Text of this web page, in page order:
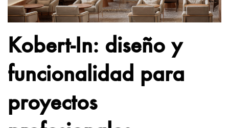
Kobert-In: diseño y
funcionalidad para
proyectos